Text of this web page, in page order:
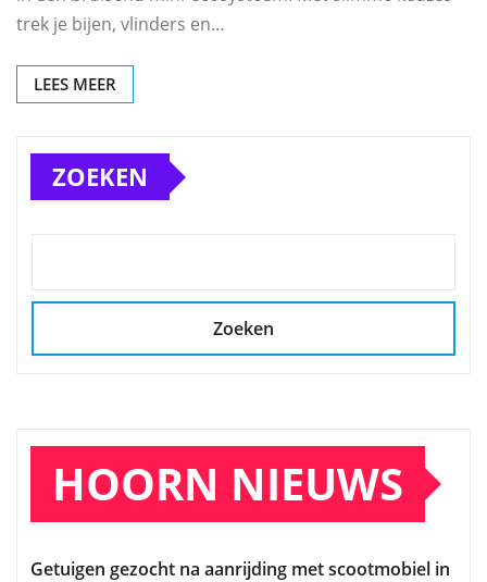
trek je bijen, vlinders en…
LEES MEER
ZOEKEN
Zoeken
HOORN NIEUWS
Getuigen gezocht na aanrijding met scootmobiel in